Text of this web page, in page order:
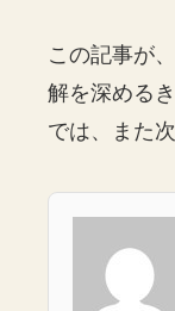
この記事が
解を深める
では、また